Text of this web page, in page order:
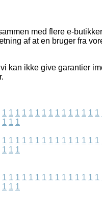
med flere e-
af at en bruger fra
kan ikke give garantier
1 1 1 1 1 1 1 1 1 1 1 1 1 1 1
1 1 1
1 1 1 1 1 1 1 1 1 1 1 1 1 1 1
1 1 1
1 1 1 1 1 1 1 1 1 1 1 1 1 1 1
1 1 1